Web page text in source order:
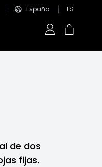
España ES
de dos
fijas.